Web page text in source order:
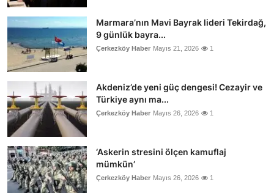
Marmara’nın Mavi Bayrak lideri Tekirdağ,
9 günlük bayra...
Çerkezköy Haber Mayıs 21, 2026 1
Akdeniz’de yeni güç dengesi! Cezayir ve
Türkiye aynı ma...
Çerkezköy Haber Mayıs 26, 2026 1
‘Askerin stresini ölçen kamuflaj
mümkün’
Çerkezköy Haber Mayıs 26, 2026 1